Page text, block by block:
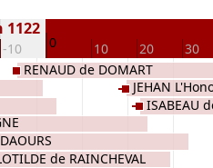
-10 0 10 20 30
1122
de RAINCHEVAL
RENAUD de DOMART
JEHAN
ISABEAU